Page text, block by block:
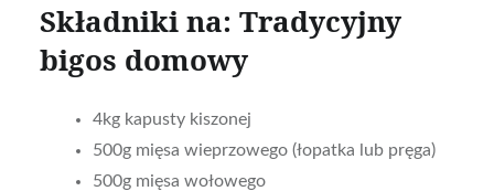
Składniki na: Tradycyjny
bigos domowy
4kg kapusty kiszonej
500g mięsa wieprzowego (łopatka lub pręga)
500g mięsa wołowego